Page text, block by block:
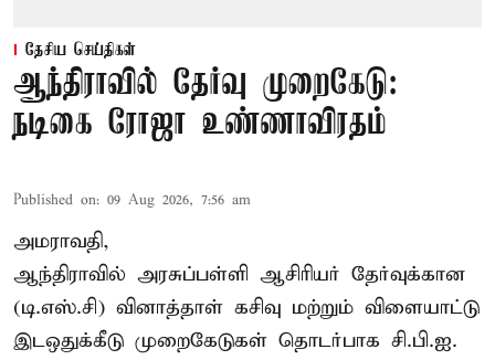
தேசிய செய்திகள்
ஆந்திராவில் தேர்வு முறைகேடு:
நடிகை ரோஜா உண்ணாவிரதம்
Published on: 09 Aug 2026, 7:56 am
அமராவதி,
ஆந்திராவில் அரசுப்பள்ளி ஆசிரியர் தேர்வுக்கான
(டி.எஸ்.சி) வினாத்தாள் கசிவு மற்றும் விளையாட்டு
இடஒதுக்கீடு முறைகேடுகள் தொடர்பாக சி.பி.ஐ.